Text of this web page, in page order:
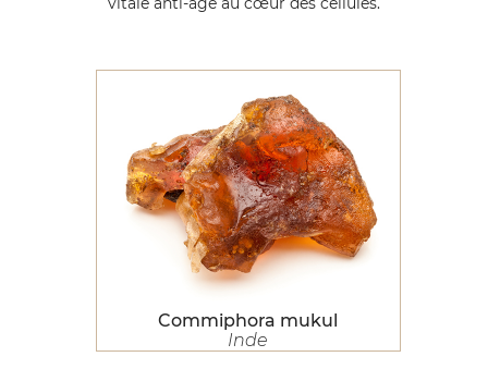
Commiphora mukul
Inde
Commiphora mukul